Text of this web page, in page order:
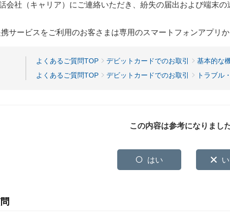
会社（キャリア）にご連絡いただき、紛失の届出および端末の
サービスをご利用のお客さまは専用のスマートフォンアプリか
よくあるご質問TOP デビットカードでのお取引 基本的な
よくあるご質問TOP
デビットカードでのお取引 トラブル
この内容は参考になりまし
はい